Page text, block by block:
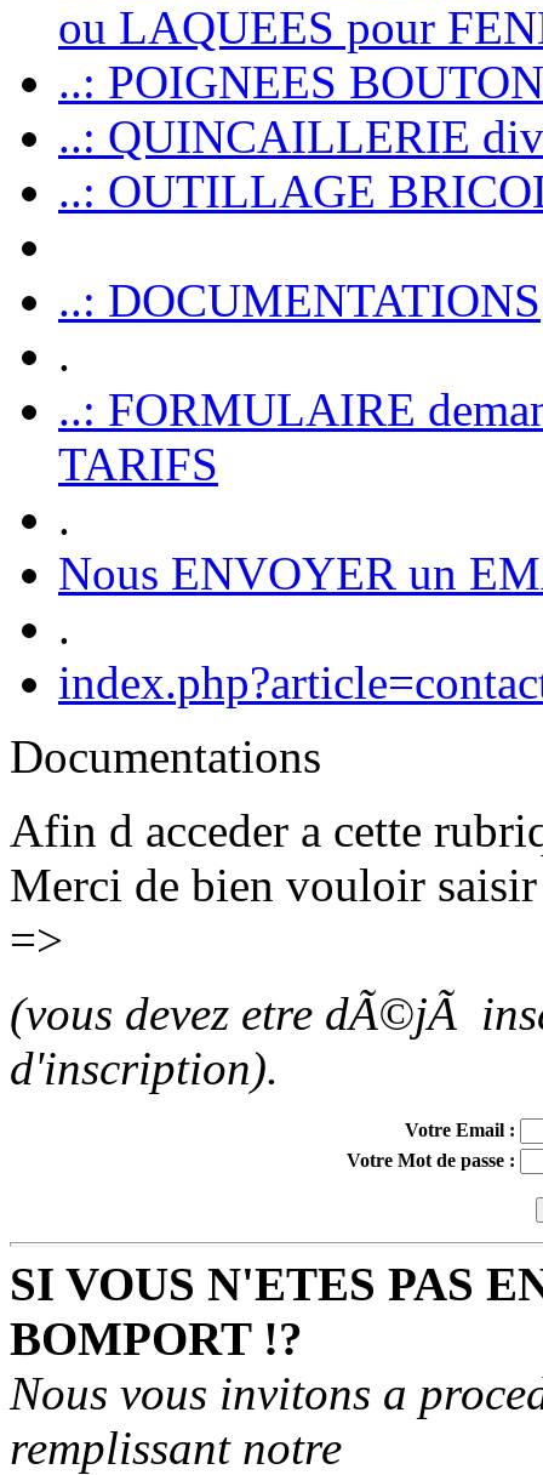
ou LAQUEES pour
..: POIGNEES
..: QUINCAILLERIE
..: OUTILLAGE
..: DOCUMENTATIONS
.
..: FORMULAIRE
TARIFS
.
Nous ENVOYER un
.
Documentations
Afin d acceder a cette
Merci de bien vouloir
=>
(vous devez etre dÃ©jÃ
d'inscription).
Votre Email :
Votre Mot de passe :
SI VOUS N'ETES PAS
BOMPORT !?
Nous vous invitons a
remplissant notre